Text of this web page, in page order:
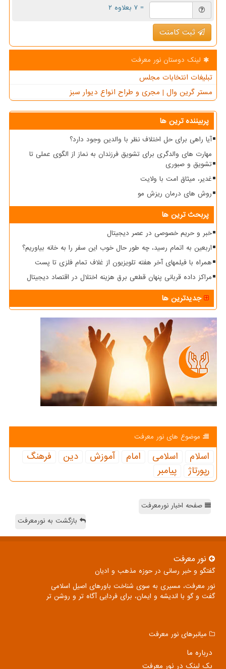
= ۷ بعلاوه ۲
ثبت کامنت
لینک دوستان نور معرفت
تبلیغات انتخابات مجلس
مستر گرین وال | مجری و طراح انواع دیوار سبز
پربیننده ترین ها
آیا راهی برای حل اختلاف نظر با والدین وجود دارد؟
مهارت های والدگری برای تشویق فرزندان به نماز از الگوی عملی تا
تشویق و صبوری
غدیر، میثاق امت با ولایت
روش های درمان ریزش مو
پربحث ترین ها
خبر و حریم خصوصی در عصر دیجیتال
اربعین به اتمام رسید، چه طور حال خوب این سفر را به خانه بیاوریم؟
همراه با فیلمهای آخر هفته تلویزیون از غلاف تمام فلزی تا پست
مراکز داده قربانی پنهان قطعی برق هزینه اختلال در اقتصاد دیجیتال
جدیدترین ها
موضوع های نور معرفت
اسلام اسلامی امام آموزش دین
فرهنگ
رپورتاژ
پیامبر
صفحه اخبار نورمعرفت
بازگشت به نورمعرفت
نور معرفت
گفتگو و خبر رسانی در حوزه مذهب و ادیان
نور معرفت، مسیری به سوی شناخت باورهای اصیل اسلامی
گفت و گو با اندیشه و ایمان، برای فردایی آگاه تر و روشن تر
میانبرهای نور معرفت
درباره ما
بک لینک در نور معرفت